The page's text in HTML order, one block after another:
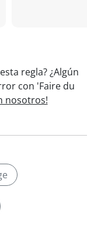
regla? ¿Algún
con 'Faire du
nosotros!